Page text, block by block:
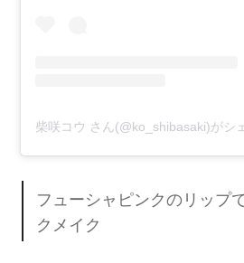
柴咲コウ さん(@ko_shibasaki)がシ
フューシャピンクのリップ
クメイク